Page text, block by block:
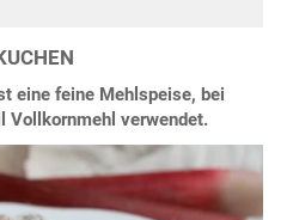
eine feine Mehlspeise, bei
Vollkornmehl verwendet.